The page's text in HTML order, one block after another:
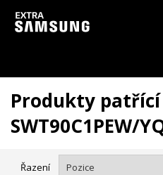
Vzhledem k aktuální situaci se
zpozdit.
Produkty
SWT90C1PEW/
Řazení